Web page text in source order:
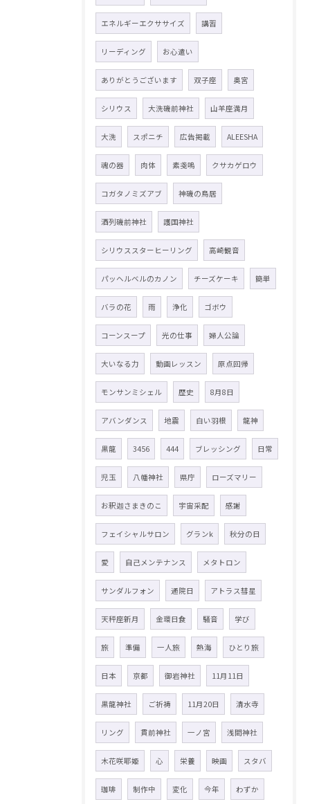
エネルギーエクササイズ 講習
リーディング お心遣い
ありがとうございます 双子座 奥宮
シリウス 大洗磯前神社 山羊座満月
大洗 スポニチ 広告掲載 ALEESHA
魂の器 肉体 素戔嗚 クサカゲロウ
コガタノミズアブ 神磯の鳥居
酒列磯前神社 護国神社
シリウススターヒーリング 高崎観音
パッヘルベルのカノン チーズケーキ 簡単
バラの花 雨 浄化 ゴボウ
コーンスープ 光の仕事 婦人公論
大いなる力 動画レッスン 原点回帰
モンサンミシェル 歴史 8月8日
アバンダンス 地震 白い羽根 龍神
黒龍 3456 444 ブレッシング 日常
児玉 八幡神社 県庁 ローズマリー
お釈迦さまきのこ 宇宙采配 感謝
フェイシャルサロン グランk 秋分の日
愛 自己メンテナンス メタトロン
サンダルフォン 通院日 アトラス彗星
天秤座新月 金環日食 騒音 学び
旅 準備 一人旅 熱海 ひとり旅
日本 京都 御岩神社 11月11日
黒龍神社 ご祈祷 11月20日 清水寺
リング 貫前神社 一ノ宮 浅間神社
木花咲耶姫 心 栄養 映画 スタバ
珈琲 制作中 変化 今年 わずか